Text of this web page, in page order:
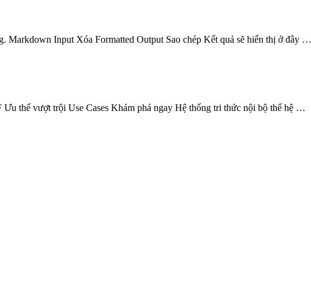
Markdown Input Xóa Formatted Output Sao chép Kết quả sẽ hiển thị ở đây …
thế vượt trội Use Cases Khám phá ngay Hệ thống tri thức nội bộ thế hệ …